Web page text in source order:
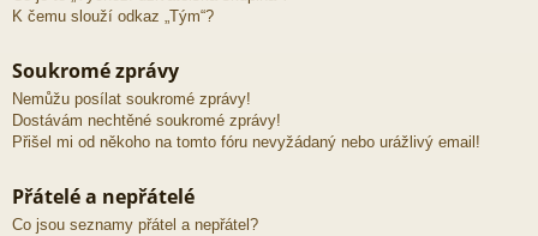
K čemu slouží odkaz „Tým“?
Soukromé zprávy
Nemůžu posílat soukromé zprávy!
Dostávám nechtěné soukromé zprávy!
Přišel mi od někoho na tomto fóru nevyžádaný nebo urážlivý email!
Přátelé a nepřátelé
Co jsou seznamy přátel a nepřátel?